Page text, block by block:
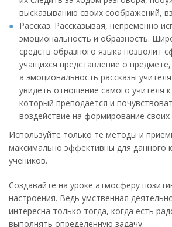
высказыванию своих соображений,
Рассказ. Рассказывая, непременно
эмоциональность и образность.
средств образного языка позволит
учащихся представление о
а эмоциональность рассказы
увидеть отношение самого учителя
который преподается и
воздействие на формирование
Используйте только те методы и
максимально эффективны для данного
учеников.
Создавайте на уроке атмосферу
настроения. Ведь умственная
интересна только тогда, когда есть
выполнять определенную задачу.